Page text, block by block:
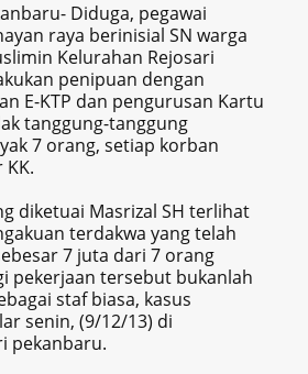
Diduga, pegawai
raya berinisial SN warga
Kelurahan Rejosari
penipuan dengan
E-KTP dan pengurusan Kartu
tanggung-tanggung
7 orang, setiap korban
diketuai Masrizal SH terlihat
terdakwa yang telah
7 juta dari 7 orang
pekerjaan tersebut bukanlah
staf biasa, kasus
senin, (9/12/13) di
pekanbaru.